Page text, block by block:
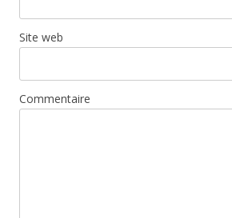
Site web
Commentaire